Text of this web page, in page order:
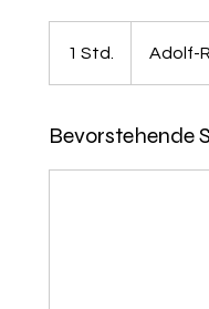
1 Std.
d
Adolf-
Bevorstehende